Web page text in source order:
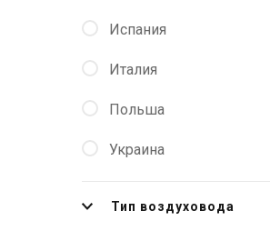
Испания
Италия
Польша
Украина
Тип воздуховода